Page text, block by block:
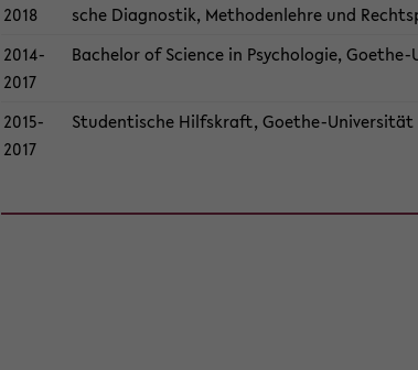
2018
sche Dia­gnos­tik, Me­tho­den­leh­re und
2014-​
2017
Ba­che­lor of Sci­ence in Psy­cho­lo­gie,
2015-​
2017
Stu­den­ti­sche Hilfs­kraft, Goethe-​